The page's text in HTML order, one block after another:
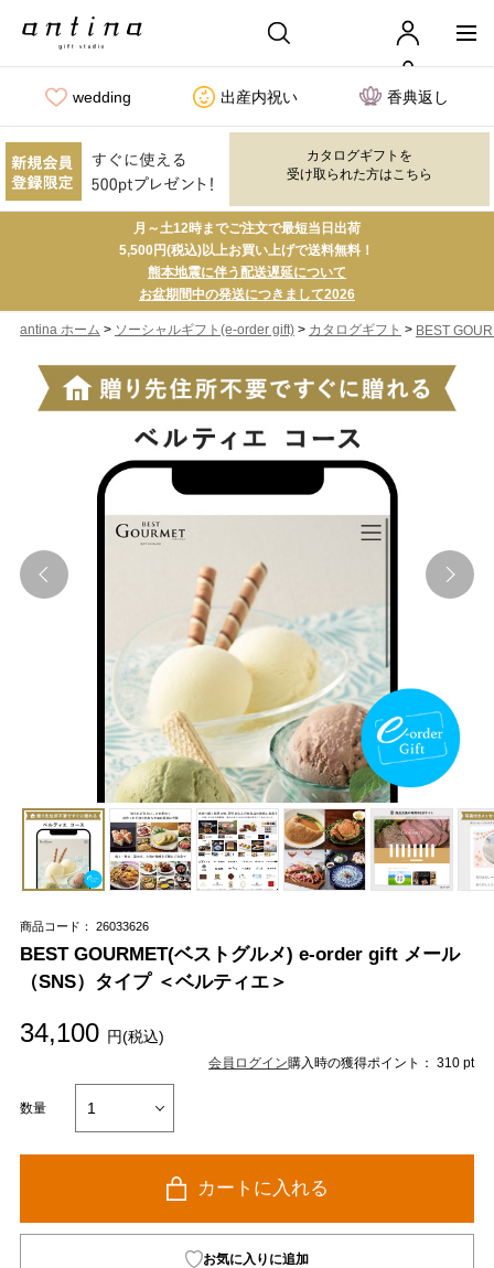
wedding 出産内祝い 香典返し
カタログギフトを
受け取られた方はこちら
月～土12時までご注文で最短当日出荷
5,500円(税込)以上お買い上げで送料無料！
熊本地震に伴う配送遅延について
お盆期間中の発送につきまして2026
antina ホーム > ソーシャルギフト(e-order gift)> カタログギフト > BEST
商品コード： 26033626
BEST GOURMET(ベストグルメ) e-order gift メール
（SNS）タイプ ＜ベルティエ＞
34,100 円(税込)
会員ログイン購入時の獲得ポイント： 310 pt
数量
カートに入れる
お気に入りに追加